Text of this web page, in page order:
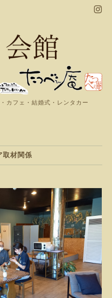
カフェ・結婚式・レンタカー
取材関係